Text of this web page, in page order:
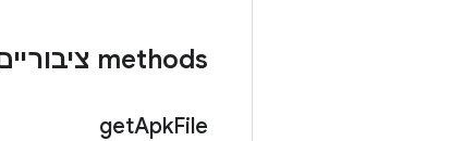
‫methods ציבוריים
getApkFile